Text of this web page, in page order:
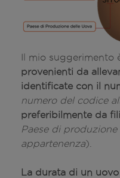
Il mio suggerimento
provenienti da
identificate con il
numero del codice
preferibilmente da
Paese di
appartenenza).
La durata di un